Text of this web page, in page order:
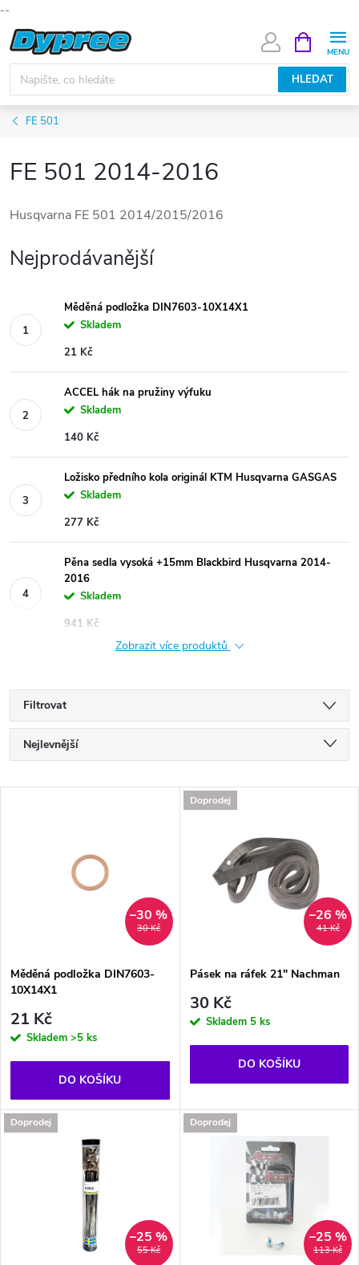
--
Přejít
na
obsah
HLEDAT
NÁKUPNÍ
KOŠÍK
FE 501
FE 501 2014-2016
Husqvarna FE 501 2014/2015/2016
Nejprodávanější
Měděná podložka DIN7603-10X14X1
Skladem
21 Kč
ACCEL hák na pružiny výfuku
Skladem
140 Kč
Ložisko předního kola originál KTM Husqvarna GASGAS
Skladem
277 Kč
Pěna sedla vysoká +15mm Blackbird Husqvarna 2014-
2016
Skladem
941 Kč
Zobrazit více produktů
Filtrovat
Ř
a
p
r
o
d
Nejlevnější
s
p
r
d
30 Kč
–30 %
Měděná podložka DIN7603-
10X14X1
21 Kč
Skladem >5 ks
DO KOŠÍKU
Doprodej
41 Kč
–26 %
Pásek na ráfek 21" Nachman
30 Kč
Skladem 5 ks
DO KOŠÍKU
Doprodej
55 Kč
–25 %
Doprodej
113 Kč
–25 %